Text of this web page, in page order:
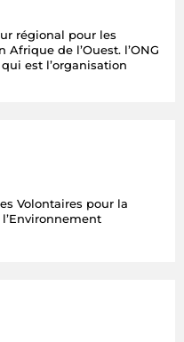
régional pour les
de l’Ouest. l’ONG
est l’organisation
Volontaires pour la